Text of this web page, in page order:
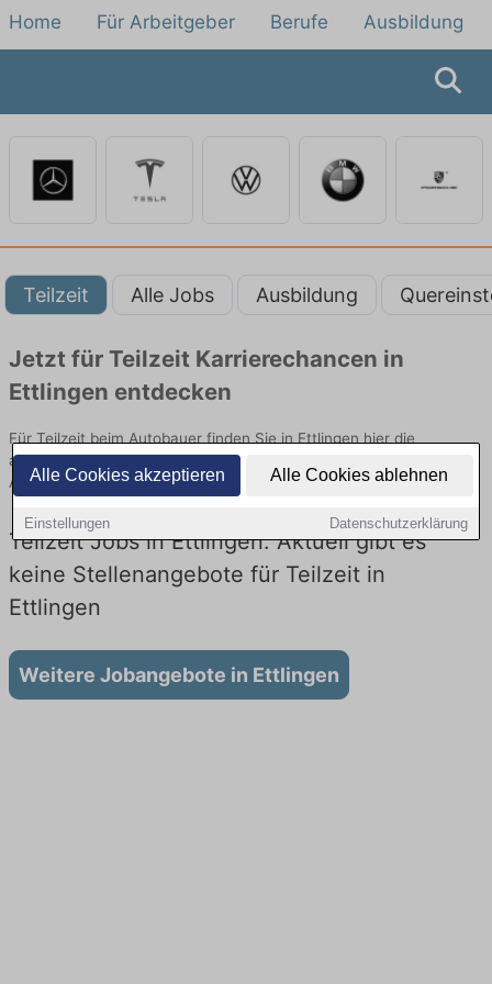
Alle Cookies akzeptieren Alle Cookies ablehnen
Einstellungen Datenschutzerklärung
Home Für Arbeitgeber Berufe Ausbildung
Teilzeit Alle Jobs Ausbildung
Jetzt für Teilzeit Karrierechancen in
Ettlingen entdecken
Für Teilzeit beim Autobauer finden Sie in Ettlingen hier die
aktuellsten Angebote. Entdecken Sie freie Optionen von Top-
Arbeitgebern und bewerben Sie sich noch heute.
Teilzeit Jobs in Ettlingen: Aktuell gibt es
keine Stellenangebote für Teilzeit in
Ettlingen
Weitere Jobangebote in Ettlingen